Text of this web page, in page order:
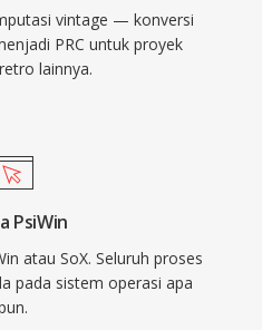
vintage — konversi
PRC untuk proyek
lainnya.
PsiWin
atau SoX. Seluruh proses
pada sistem operasi apa